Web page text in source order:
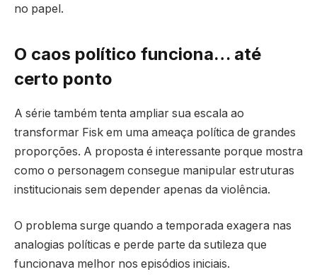
no papel.
O caos político funciona… até
certo ponto
A série também tenta ampliar sua escala ao
transformar Fisk em uma ameaça política de grandes
proporções. A proposta é interessante porque mostra
como o personagem consegue manipular estruturas
institucionais sem depender apenas da violência.
O problema surge quando a temporada exagera nas
analogias políticas e perde parte da sutileza que
funcionava melhor nos episódios iniciais.